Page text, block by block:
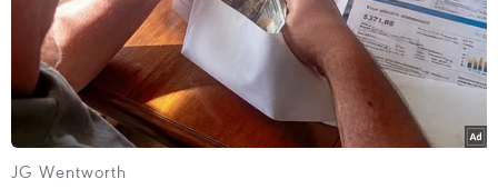
JG Wentworth